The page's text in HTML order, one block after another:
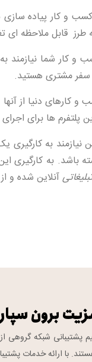
و کار پیاده سازی
قابل ملاحظه ای
کار شما نیازمند
پلتفرم ها برای
نیازمند به
باشد. به
آنلاین شده و
برون
با ارائه خدمات